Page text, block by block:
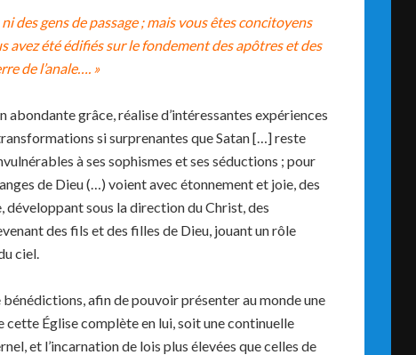
des gens de passage ; mais vousêtes concitoyens
avezété édifiés sur le fondement des apôtres et des
de l’anale…. »
abondante grâce, réalise d’intéressantes expériences
si surprenantes que Satan […] reste
à ses sophismes et ses séductions ; pour
de Dieu (…) voient avec étonnement et joie, des
développant sous la direction du Christ, des
des fils et des filles de Dieu, jouant un rôle
ciel.
bénédictions, afin de pouvoir présenter au monde une
Église complète en lui, soit une continuelle
et l’incarnation de lois plus élevées que celles de